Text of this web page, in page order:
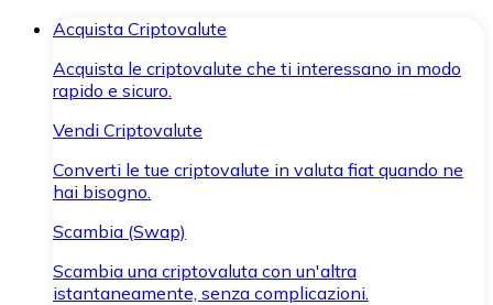
Acquista Criptovalute
Acquista le criptovalute che ti interessano in modo
rapido e sicuro.
Vendi Criptovalute
Converti le tue criptovalute in valuta fiat quando ne
hai bisogno.
Scambia (Swap)
Scambia una criptovaluta con un'altra
istantaneamente, senza complicazioni.